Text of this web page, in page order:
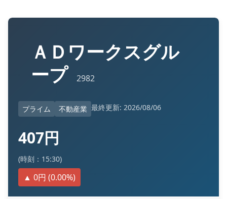
ＡＤワークスグル
ープ
2982
プライム 不動産業 最終更新: 2026/08/06
407円
(時刻：15:30)
▲ 0円 (0.00%)